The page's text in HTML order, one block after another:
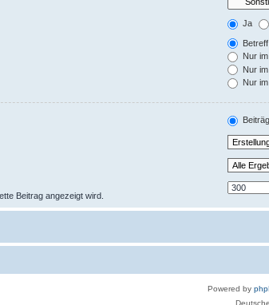
Ja
Nur
Nur
Nur
Beitrag angezeigt wird.
Powered by